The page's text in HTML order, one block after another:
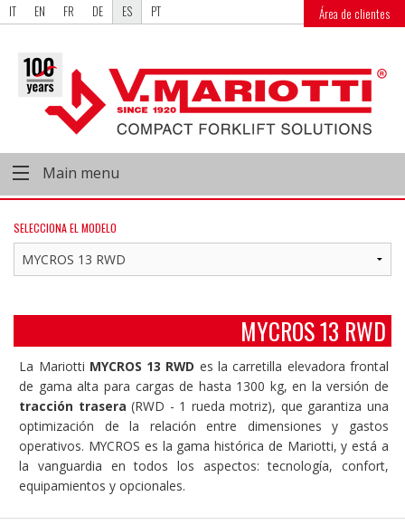
IT EN FR DE ES PT Área de clientes
Main menu
SELECCIONA EL MODELO
MYCROS 13 RWD
La Mariotti MYCROS 13 RWD es la carretilla elevadora frontal
de gama alta para cargas de hasta 1300 kg, en la versión de
tracción trasera (RWD - 1 rueda motriz), que garantiza una
optimización de la relación entre dimensiones y gastos
operativos. MYCROS es la gama histórica de Mariotti, y está a
la vanguardia en todos los aspectos: tecnología, confort,
equipamientos y opcionales.